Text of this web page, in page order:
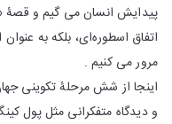
پیدایش انسان می گیم و قصۀ
اتفاق اسطوره‌ای، بلکه به
مرور می کنیم .
اینجا از شش مرحلۀ تکوینی
و دیدگاه متفکرانی مثل پول